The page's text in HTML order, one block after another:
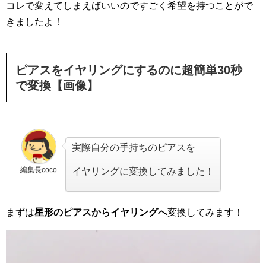
コレで変えてしまえばいいのですごく希望を持つことがで
きましたよ！
ピアスをイヤリングにするのに超簡単30秒
で変換【画像】
編集長coco
実際自分の手持ちのピアスを
イヤリングに変換してみました！
まずは星形のピアスからイヤリングへ変換してみます！